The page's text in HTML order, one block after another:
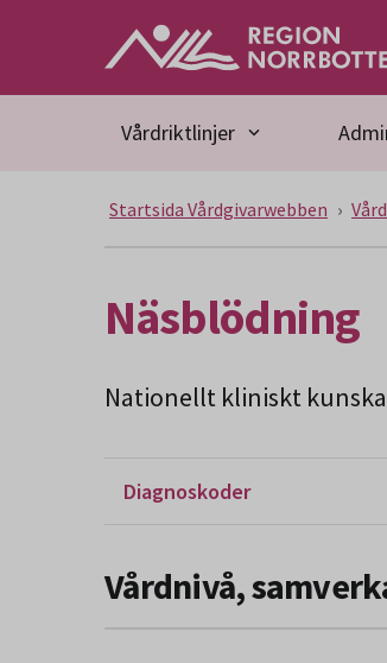
Gå till huvudmeny
Gå till övergripande innehåll
Vårdriktlinjer
Startsida Vårdgivarwebben
Näsblödning
Nationellt kliniskt
Diagnoskoder
Vårdnivå,